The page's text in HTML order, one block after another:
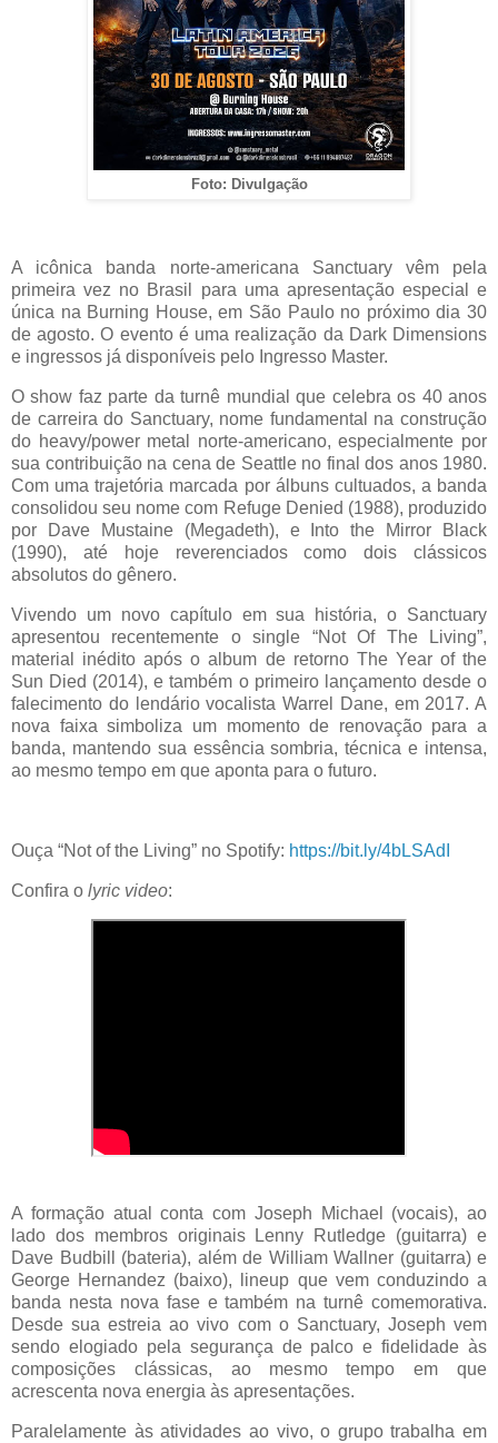
Foto: Divulgação
A icônica banda norte-americana Sanctuary vêm pela
primeira vez no Brasil para uma apresentação especial e
única na Burning House, em São Paulo no próximo dia 30
de agosto. O evento é uma realização da Dark Dimensions
e ingressos já disponíveis pelo Ingresso Master.
O show faz parte da turnê mundial que celebra os 40 anos
de carreira do Sanctuary, nome fundamental na construção
do heavy/power metal norte-americano, especialmente por
sua contribuição na cena de Seattle no final dos anos 1980.
Com uma trajetória marcada por álbuns cultuados, a banda
consolidou seu nome com Refuge Denied (1988), produzido
por Dave Mustaine (Megadeth), e Into the Mirror Black
(1990), até hoje reverenciados como dois clássicos
absolutos do gênero.
Vivendo um novo capítulo em sua história, o Sanctuary
apresentou recentemente o single “Not Of The Living”,
material inédito após o album de retorno The Year of the
Sun Died (2014), e também o primeiro lançamento desde o
falecimento do lendário vocalista Warrel Dane, em 2017. A
nova faixa simboliza um momento de renovação para a
banda, mantendo sua essência sombria, técnica e intensa,
ao mesmo tempo em que aponta para o futuro.​
Ouça “Not of the Living” no Spotify: https://bit.ly/4bLSAdI​
Confira o lyric video:
A formação atual conta com Joseph Michael (vocais), ao
lado dos membros originais Lenny Rutledge (guitarra) e
Dave Budbill (bateria), além de William Wallner (guitarra) e
George Hernandez (baixo), lineup que vem conduzindo a
banda nesta nova fase e também na turnê comemorativa.
Desde sua estreia ao vivo com o Sanctuary, Joseph vem
sendo elogiado pela segurança de palco e fidelidade às
composições clássicas, ao mesmo tempo em que
acrescenta nova energia às apresentações.
Paralelamente às atividades ao vivo, o grupo trabalha em